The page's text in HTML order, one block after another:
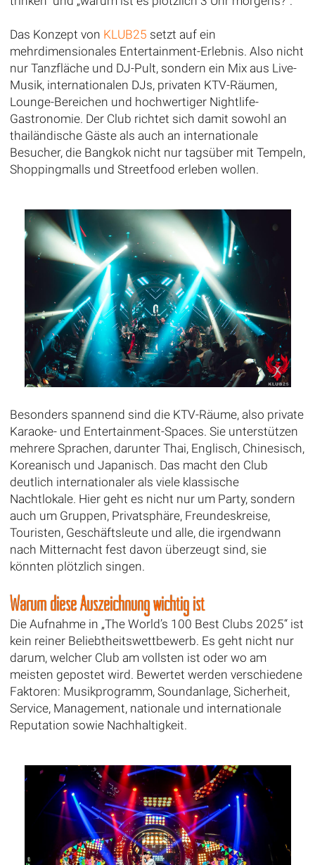
Das Konzept von KLUB25 setzt auf ein
mehrdimensionales Entertainment-Erlebnis. Also nicht
nur Tanzfläche und DJ-Pult, sondern ein Mix aus Live-
Musik, internationalen DJs, privaten KTV-Räumen,
Lounge-Bereichen und hochwertiger Nightlife-
Gastronomie. Der Club richtet sich damit sowohl an
thailändische Gäste als auch an internationale
Besucher, die Bangkok nicht nur tagsüber mit Tempeln,
Shoppingmalls und Streetfood erleben wollen.
Besonders spannend sind die KTV-Räume, also private
Karaoke- und Entertainment-Spaces. Sie unterstützen
mehrere Sprachen, darunter Thai, Englisch, Chinesisch,
Koreanisch und Japanisch. Das macht den Club
deutlich internationaler als viele klassische
Nachtlokale. Hier geht es nicht nur um Party, sondern
auch um Gruppen, Privatsphäre, Freundeskreise,
Touristen, Geschäftsleute und alle, die irgendwann
nach Mitternacht fest davon überzeugt sind, sie
könnten plötzlich singen.
Warum diese Auszeichnung wichtig ist
Die Aufnahme in „The World’s 100 Best Clubs 2025“ ist
kein reiner Beliebtheitswettbewerb. Es geht nicht nur
darum, welcher Club am vollsten ist oder wo am
meisten gepostet wird. Bewertet werden verschiedene
Faktoren: Musikprogramm, Soundanlage, Sicherheit,
Service, Management, nationale und internationale
Reputation sowie Nachhaltigkeit.